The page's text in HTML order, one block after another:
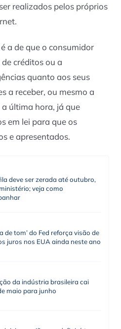
realizados pelos próprios
a de que o consumidor
créditos ou a
quanto aos seus
a receber, ou mesmo a
última hora, já que
em lei para que os
e apresentados.
deve ser zerada até outubro,
veja como
de tom’ do Fed reforça visão de
juros nos EUA ainda neste ano
da indústria brasileira cai
maio para junho